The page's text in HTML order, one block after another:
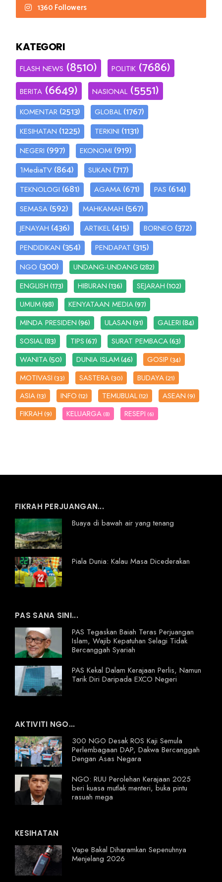
1360 Followers
KATEGORI
FLASH NEWS (8510) POLITIK (7686)
BERITA (6649) NASIONAL (5551)
KOMENTAR (2513) GLOBAL (1767)
KESIHATAN (1225) TERKINI (1131)
NEGERI (997) EKONOMI (919)
1MediaTV (864) SUKAN (717)
TEKNOLOGI (681) AGAMA (671) PAS (614)
SEMASA (592) MAHKAMAH (567)
JENAYAH (436) ARTIKEL (415) BORNEO (372)
PENDIDIKAN (354) PENDAPAT (315)
NGO (300) UNDANG-UNDANG(282)
ENGLISH(173) HIBURAN(136) SEJARAH(102)
UMUM(98) KENYATAAN MEDIA(97)
MINDA PRESIDEN(96) ULASAN(91) GALERI(84)
SOSIAL(83) TIPS(67) SURAT PEMBACA(63)
WANITA(50) DUNIA ISLAM(46) GOSIP(34)
MOTIVASI(33) SASTERA(30) BUDAYA(21)
ASIA(13) INFO(12) TEMUBUAL(12) ASEAN(9)
FIKRAH(9) KELUARGA (8) RESEPI (6)
FIKRAH PERJUANGAN...
Buaya di bawah air yang tenang
Piala Dunia: Kalau Masa Dicederakan
PAS SANA SINI...
PAS Tegaskan Baiah Teras Perjuangan
Islam, Wajib Kepatuhan Selagi Tidak
Bercanggah Syariah
PAS Kekal Dalam Kerajaan Perlis, Namun
Tarik Diri Daripada EXCO Negeri
AKTIVITI NGO...
300 NGO Desak ROS Kaji Semula
Perlembagaan DAP, Dakwa Bercanggah
Dengan Asas Negara
NGO: RUU Perolehan Kerajaan 2025
beri kuasa mutlak menteri, buka pintu
rasuah mega
KESIHATAN
Vape Bakal Diharamkan Sepenuhnya
Menjelang 2026